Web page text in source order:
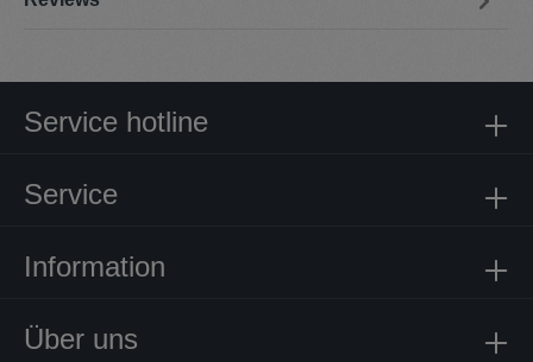
Über uns
Service hotline
Service
Information